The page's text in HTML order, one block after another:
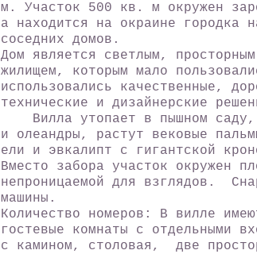
м. Участок 500 кв. м окружен
а находится на окраине городка
соседних домов.
Дом является светлым,
жилищем, которым мало
использовались качественные,
технические и дизайнерские
Вилла утопает в пышном саду,
и олеандры, растут вековые
ели и эвкалипт с гигантской
Вместо забора участок окружен
непроницаемой для взглядов.
машины.
Количество номеров: В вилле
гостевые комнаты с отдельными
с камином, столовая, две